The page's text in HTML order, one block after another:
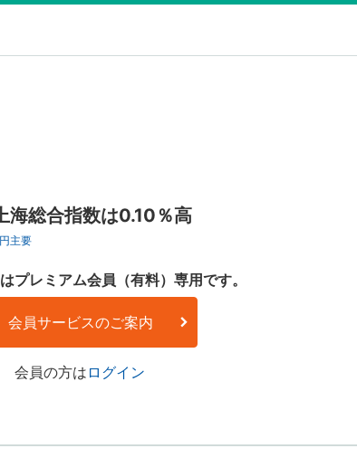
海総合指数は0.10％高
主要
プレミアム会員（有料）専用です。
会員サービスのご案内
会員の方は ログイン